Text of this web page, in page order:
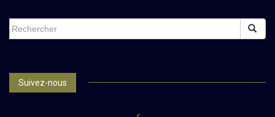
SEARCH
FOR:
Suivez-nous